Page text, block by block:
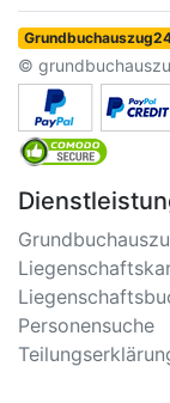
©
Personensuche